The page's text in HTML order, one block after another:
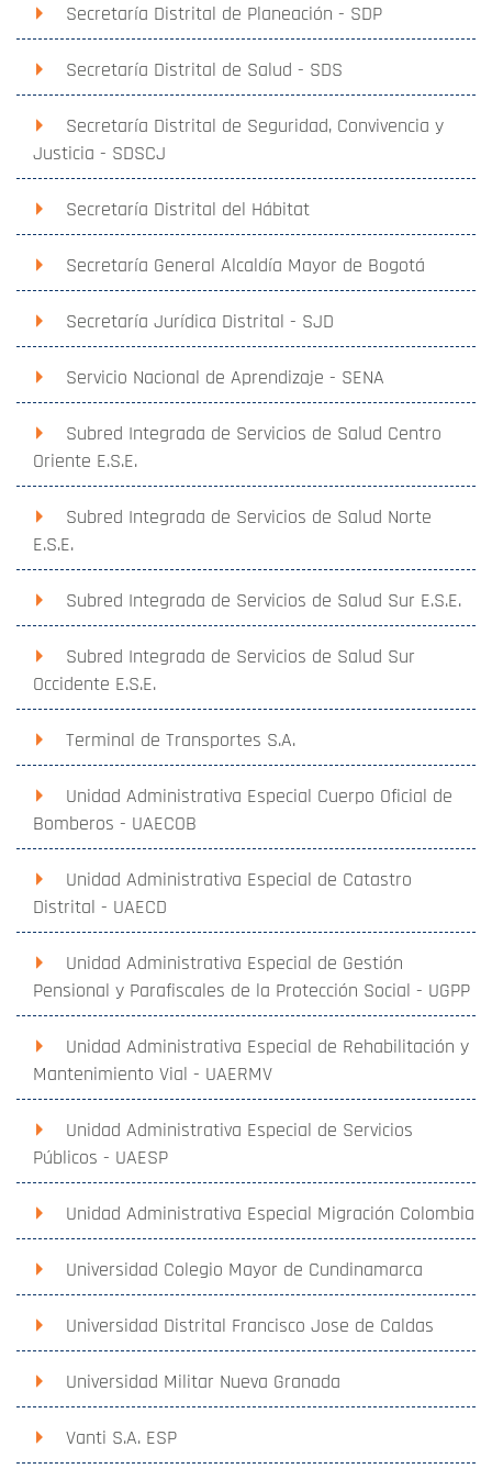
Secretaría Distrital de Planeación - SDP
Secretaría Distrital de Salud - SDS
Secretaría Distrital de Seguridad, Convivencia y
Justicia - SDSCJ
Secretaría Distrital del Hábitat
Secretaría General Alcaldía Mayor de Bogotá
Secretaría Jurídica Distrital - SJD
Servicio Nacional de Aprendizaje - SENA
Subred Integrada de Servicios de Salud Centro
Oriente E.S.E.
Subred Integrada de Servicios de Salud Norte
E.S.E.
Subred Integrada de Servicios de Salud Sur E.S.E.
Subred Integrada de Servicios de Salud Sur
Occidente E.S.E.
Terminal de Transportes S.A.
Unidad Administrativa Especial Cuerpo Oficial de
Bomberos - UAECOB
Unidad Administrativa Especial de Catastro
Distrital - UAECD
Unidad Administrativa Especial de Gestión
Pensional y Parafiscales de la Protección Social - UGPP
Unidad Administrativa Especial de Rehabilitación y
Mantenimiento Vial - UAERMV
Unidad Administrativa Especial de Servicios
Públicos - UAESP
Unidad Administrativa Especial Migración Colombia
Universidad Colegio Mayor de Cundinamarca
Universidad Distrital Francisco Jose de Caldas
Universidad Militar Nueva Granada
Vanti S.A. ESP